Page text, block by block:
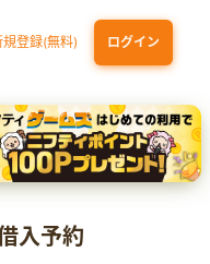
規登録(無料) ログイン
（NL）（家族カード発行）
プラス) セットプラン
入予約